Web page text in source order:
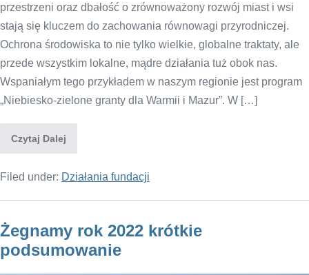
przestrzeni oraz dbałość o zrównoważony rozwój miast i wsi
stają się kluczem do zachowania równowagi przyrodniczej.
Ochrona środowiska to nie tylko wielkie, globalne traktaty, ale
przede wszystkim lokalne, mądre działania tuż obok nas.
Wspaniałym tego przykładem w naszym regionie jest program
„Niebiesko-zielone granty dla Warmii i Mazur”. W […]
Czytaj Dalej
Filed under: Działania fundacji
Żegnamy rok 2022 krótkie
podsumowanie